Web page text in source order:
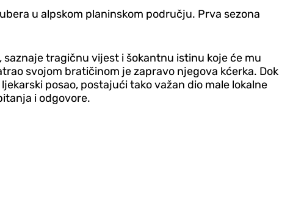
u alpskom planinskom području. Prva sezona
tragičnu vijest i šokantnu istinu koje će mu
svojom bratičinom je zapravo njegova kćerka. Dok
posao, postajući tako važan dio male lokalne
i odgovore.